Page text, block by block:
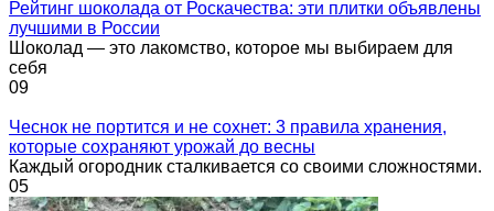
Рейтинг шоколада от Роскачества: эти плитки объявлены
лучшими в России
Шоколад — это лакомство, которое мы выбираем для
себя
09
Чеснок не портится и не сохнет: 3 правила хранения,
которые сохраняют урожай до весны
Каждый огородник сталкивается со своими сложностями.
05